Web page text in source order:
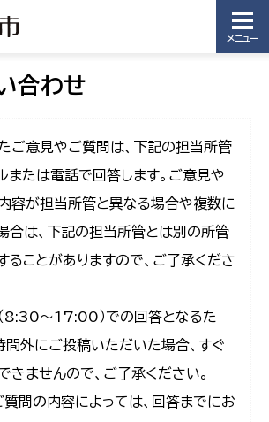
メニュー
合わせ
ご意見やご質問は、下記の担当所管
または電話で回答します。ご意見や
容が担当所管と異なる場合や複数に
合は、下記の担当所管とは別の所管
ることがありますので、ご了承くださ
8:30〜17:00）での回答となるた
間外にご投稿いただいた場合、すぐ
きませんので、ご了承ください。
質問の内容によっては、回答までにお